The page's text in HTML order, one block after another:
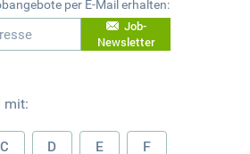
per E-Mail erhalten:
Job-
Newsletter
mit:
C D E F